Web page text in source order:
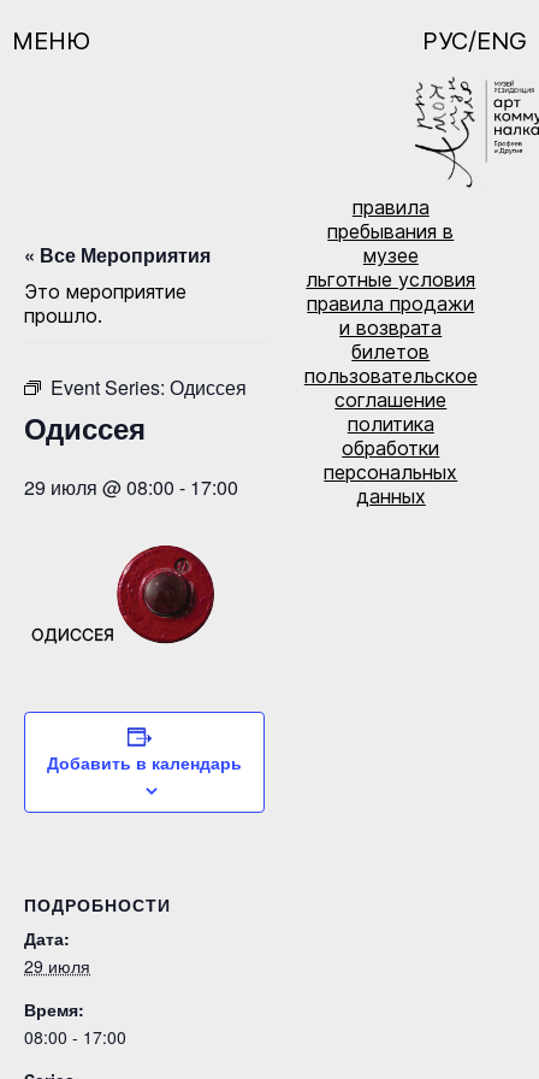
МЕНЮ РУС/ENG
« Все Мероприятия
Это мероприятие
прошло.
Event Series: Одиссея
Одиссея
29 июля @ 08:00 - 17:00
Добавить в календарь
ПОДРОБНОСТИ
Дата:
29 июля
Время:
08:00 - 17:00
правила
пребывания в
музее
льготные условия
правила продажи
и возврата
билетов
пользовательское
соглашение
политика
обработки
персональных
данных